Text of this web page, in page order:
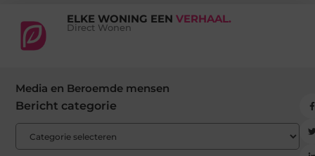
ELKE WONING EEN VERHAAL.
Direct Wonen
Media en Beroemde mensen
Bericht categorie